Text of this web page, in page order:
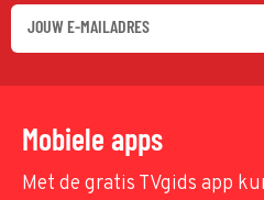
Mobiele apps
Met de gratis TVgids app